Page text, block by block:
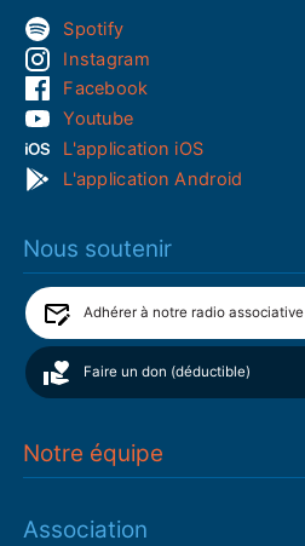
Spotify
Instagram
Facebook
Youtube
L'application iOS
L'application Android
Nous soutenir
Adhérer à notre radio associative
Faire un don (déductible)
Notre équipe
Association